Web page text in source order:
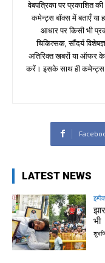
वेबपत्रिका पर प्रकाशित
कमेन्ट्स बॉक्स में बताएँ
आधार पर किसी भी
चिकित्सक, सौंदर्य
अतिरिक्त खबरों या ऑफर
करें। इसके साथ ही कमेन्ट्स
LATEST NEWS
भी